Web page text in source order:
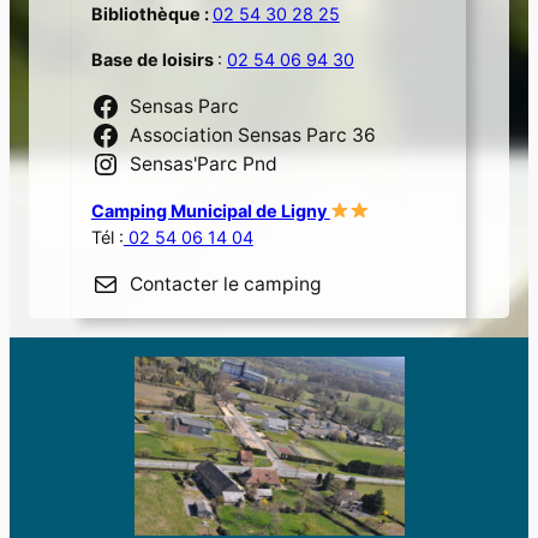
Bibliothèque :02 54 30 28 25
Base de loisirs : 02 54 06 94 30
Sensas Parc
Association Sensas Parc 36
Sensas'Parc Pnd
Camping Municipal de Ligny
Tél : 02 54 06 14 04
Contacter le camping